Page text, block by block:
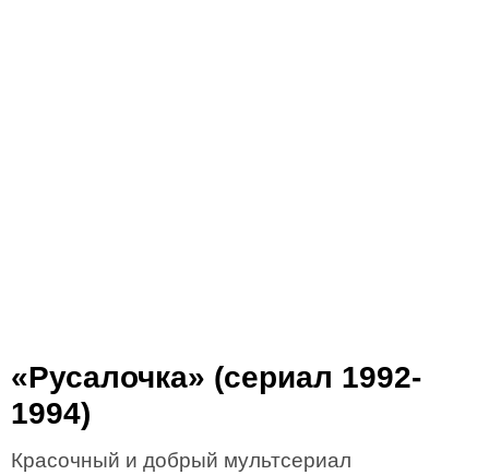
«Русалочка» (сериал 1992-
1994)
Красочный и добрый мультсериал